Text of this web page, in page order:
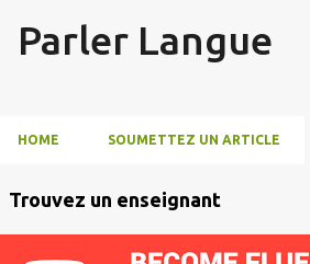
Parler Langue
HOME SOUMETTEZ UN ARTICLE
Trouvez un enseignant